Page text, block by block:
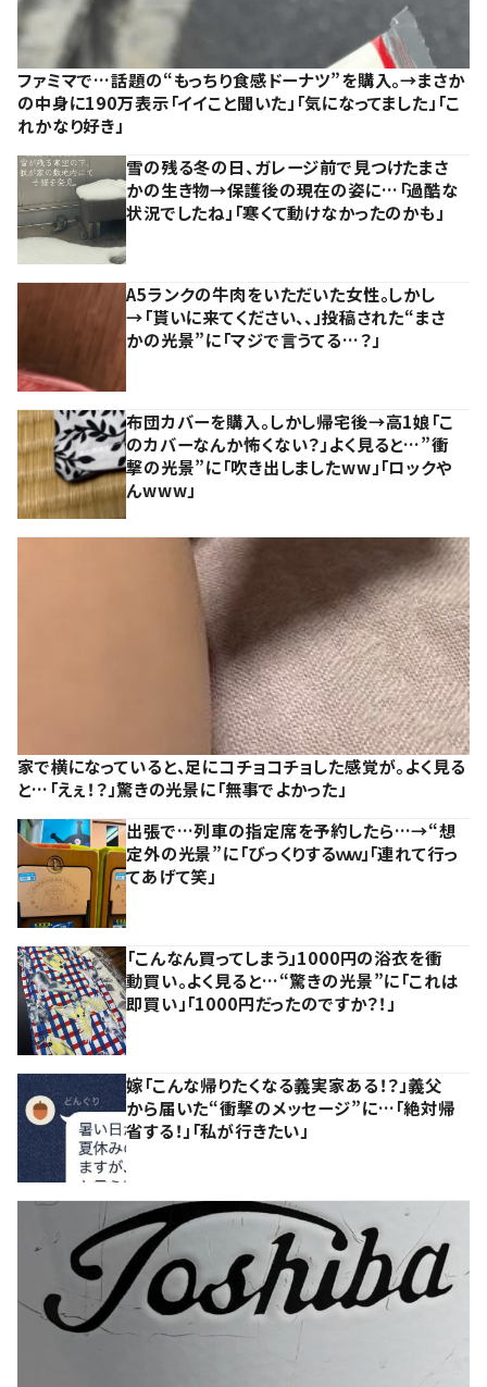
ファミマで…話題の“もっちり食感ドーナツ”を購入。→まさか
の中身に190万表示「イイこと聞いた」「気になってました」「こ
れかなり好き」
雪の残る冬の日、ガレージ前で見つけたまさ
かの生き物→保護後の現在の姿に…「過酷な
状況でしたね」「寒くて動けなかったのかも」
A5ランクの牛肉をいただいた女性。しかし
→「貰いに来てください、、」投稿された“まさ
かの光景”に「マジで言うてる…？」
布団カバーを購入。しかし帰宅後→高1娘「こ
のカバーなんか怖くない？」よく見ると…”衝
撃の光景”に「吹き出しましたww」「ロックや
んwww」
家で横になっていると、足にコチョコチョした感覚が。よく見る
と…「えぇ！？」驚きの光景に「無事でよかった」
出張で…列車の指定席を予約したら…→“想
定外の光景”に「びっくりするｗｗ」「連れて行っ
てあげて笑」
「こんなん買ってしまう」1000円の浴衣を衝
動買い。よく見ると…“驚きの光景”に「これは
即買い」「1000円だったのですか？！」
嫁「こんな帰りたくなる義実家ある！？」義父
から届いた“衝撃のメッセージ”に…「絶対帰
省する！」「私が行きたい」